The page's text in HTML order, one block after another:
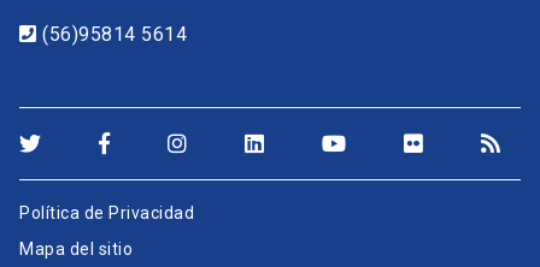
(56)95814 5614
Política de Privacidad
Mapa del sitio